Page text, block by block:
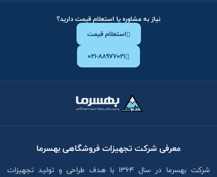
نیاز به مشاوره یا استعلام قیمت دارید؟
استعلام قیمت
۰۲۱-۸۸۹۷۷۰۲۱
معرفی شرکت تجهیزات فروشگاهی بهسرما
شرکت بهسرما
در سال ۱۳۶۴ با هدف طراحی و تولید تجهیزات